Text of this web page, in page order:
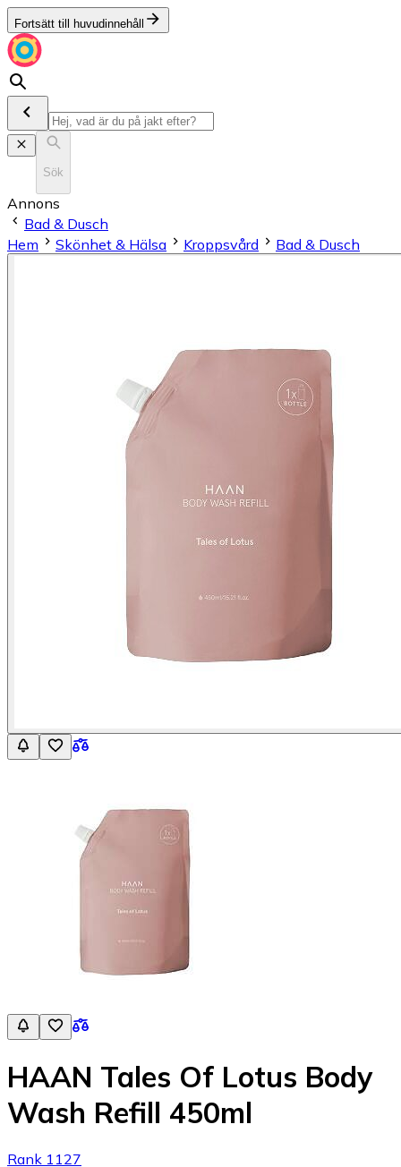
Fortsätt till huvudinnehåll
Sök
Annons
Bad & Dusch
Hem
Skönhet & Hälsa Kroppsvård Bad & Dusch
HAAN Tales Of Lotus Body
Wash Refill 450ml
Rank 1127